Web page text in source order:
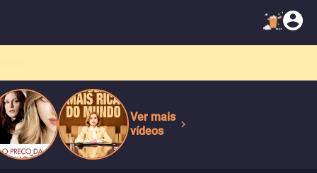
Ver mais
vídeos